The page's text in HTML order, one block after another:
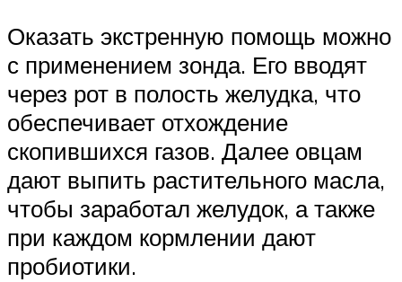
Оказать экстренную помощь можно
с применением зонда. Его вводят
через рот в полость желудка, что
обеспечивает отхождение
скопившихся газов. Далее овцам
дают выпить растительного масла,
чтобы заработал желудок, а также
при каждом кормлении дают
пробиотики.